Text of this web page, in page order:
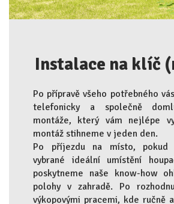
Instalace na klíč
Po přípravě všeho potřebného
telefonicky a společně
montáže, který vám nejlépe
montáž stihneme v jeden den.
Po příjezdu na místo, pokud
vybrané ideální umístění
poskytneme naše know-how
polohy v zahradě. Po
výkopovými pracemi, kde ručně